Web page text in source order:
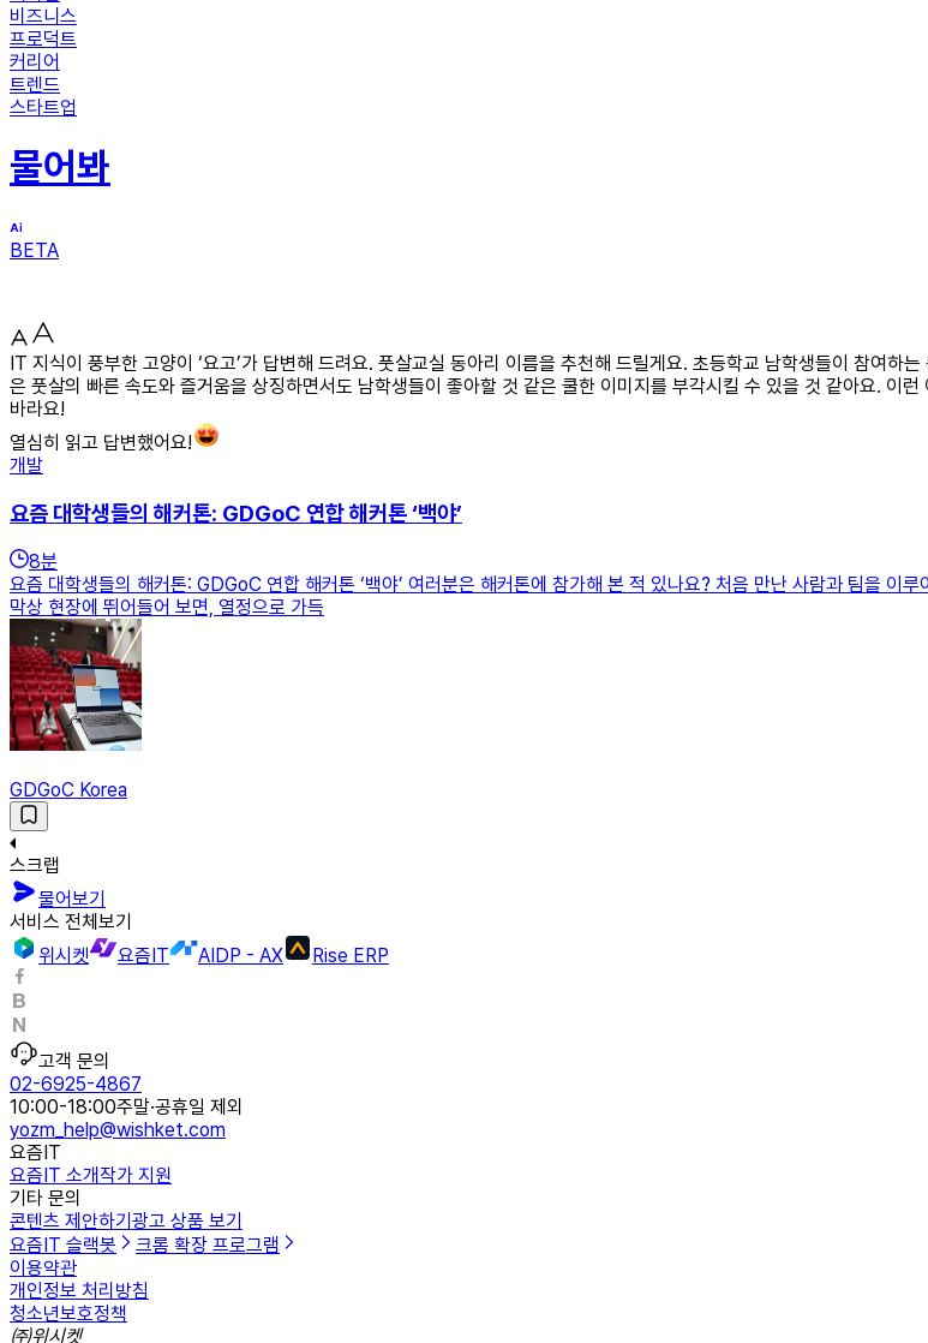
비즈니스
프로덕트
커리어
트렌드
스타트업
물어봐
BETA
IT 지식이 풍부한 고양이 ‘요고’가 답변해 드려요. 풋살교실 동아리 이름을 추천해 드릴게요. 초등학교 남학생들이 참여
은 풋살의 빠른 속도와 즐거움을 상징하면서도 남학생들이 좋아할 것 같은 쿨한 이미지를 부각시킬 수 있을 것 같아요. 이
바라요!
열심히 읽고 답변했어요!
개발
요즘 대학생들의 해커톤: GDGoC 연합 해커톤 ‘백야’
8분
요즘 대학생들의 해커톤: GDGoC 연합 해커톤 ‘백야’ 여러분은 해커톤에 참가해 본 적 있나요? 처음 만난 사람과 팀을 이
막상 현장에 뛰어들어 보면, 열정으로 가득
GDGoC Korea
스크랩
물어보기
서비스 전체보기
위시켓
요즘IT AIDP - AX Rise ERP
고객 문의
02-6925-4867
10:00-18:00주말·공휴일 제외
yozm_help@wishket.com
요즘IT
요즘IT 소개작가 지원
기타 문의
콘텐츠 제안하기 광고 상품 보기
요즘IT 슬랙봇
크롬 확장 프로그램
이용약관
개인정보 처리방침
청소년보호정책
㈜위시켓